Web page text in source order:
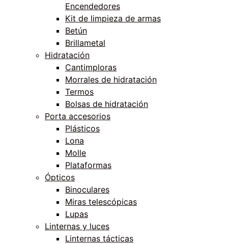
Encendedores
Kit de limpieza de armas
Betún
Brillametal
Hidratación
Cantimploras
Morrales de hidratación
Termos
Bolsas de hidratación
Porta accesorios
Plásticos
Lona
Molle
Plataformas
Ópticos
Binoculares
Miras telescópicas
Lupas
Linternas y luces
Linternas tácticas